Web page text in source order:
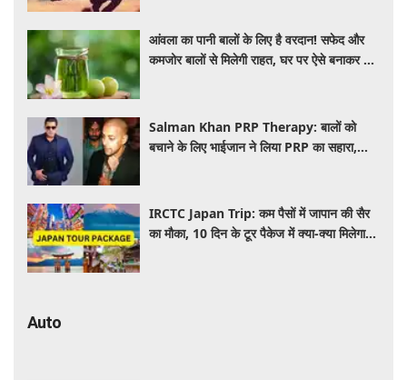
आंवला का पानी बालों के लिए है वरदान! सफेद और
कमजोर बालों से मिलेगी राहत, घर पर ऐसे बनाकर करें
Salman Khan PRP Therapy: बालों को
बचाने के लिए भाईजान ने लिया PRP का सहारा,
IRCTC Japan Trip: कम पैसों में जापान की सैर
का मौका, 10 दिन के टूर पैकेज में क्या-क्या मिलेगा?
Auto